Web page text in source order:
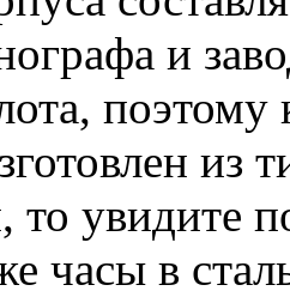
и
из
то увидите
часы в